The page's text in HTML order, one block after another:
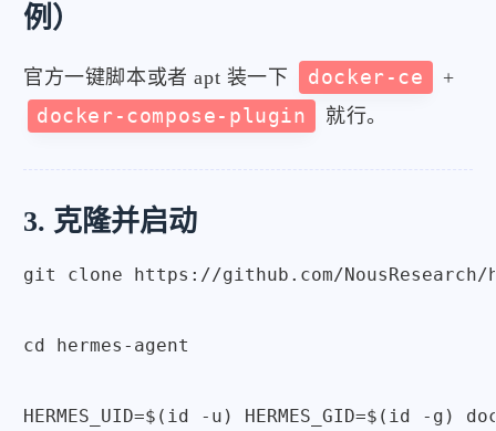
例）
官方一键脚本或者 apt 装一下 docker-ce
+
docker-compose-plugin
就行。
3. 克隆并启动
git clone https://github.com/NousResearch/
cd hermes-agent
HERMES_UID=$(id -u) HERMES_GID=$(id -g)